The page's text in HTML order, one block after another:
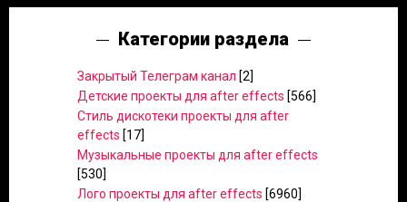
Категории раздела
Закрытый Телеграм канал [2]
Детские проекты для after effects [566]
Стиль дискотеки проекты для after
effects [17]
Музыкальные проекты для after effects
[530]
Лого проекты для after effects [6960]